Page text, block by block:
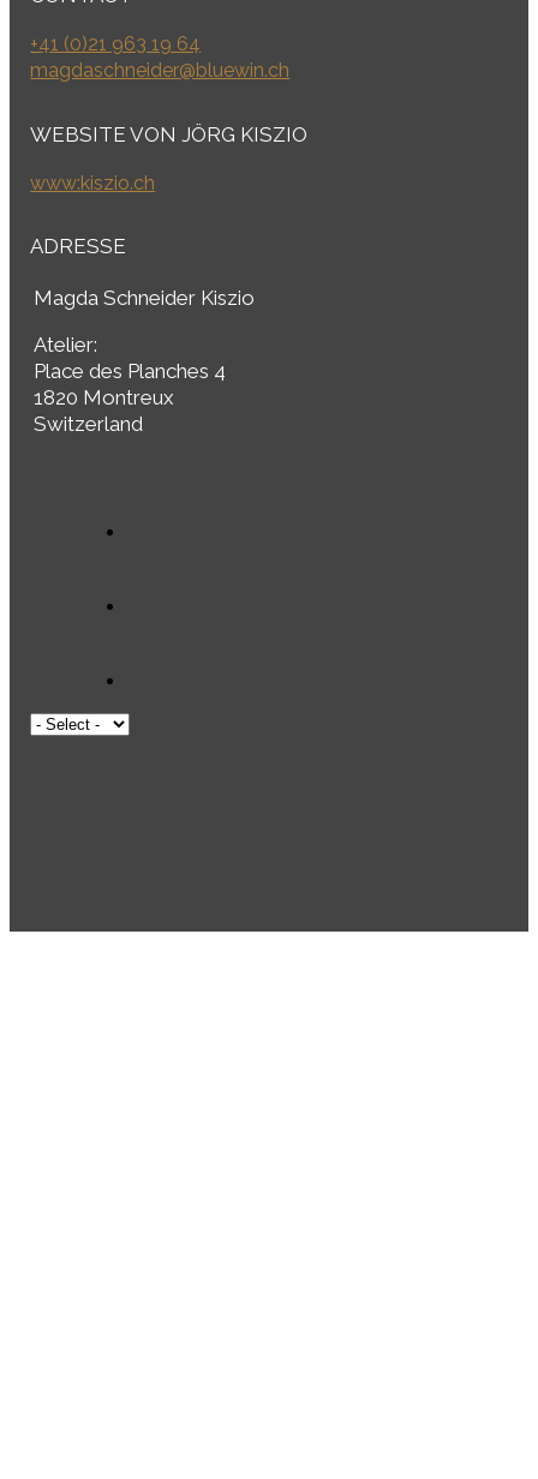
+41 (0)21 963 19 64
magdaschneider@bluewin.ch
WEBSITE VON JÖRG KISZIO
www:kiszio.ch
ADRESSE
Magda Schneider Kiszio
Atelier:
Place des Planches 4
1820 Montreux
Switzerland